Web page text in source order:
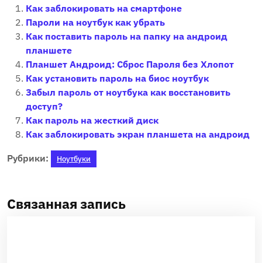
Как заблокировать на смартфоне
Пароли на ноутбук как убрать
Как поставить пароль на папку на андроид
планшете
Планшет Андроид: Сброс Пароля без Хлопот
Как установить пароль на биос ноутбук
Забыл пароль от ноутбука как восстановить
доступ?
Как пароль на жесткий диск
Как заблокировать экран планшета на андроид
Рубрики: Ноутбуки
Связанная запись